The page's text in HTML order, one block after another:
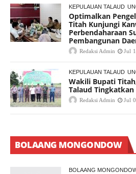
KEPULAUAN TALAUD
Optimalkan
Titah Kunjungi
Perbendaharaan
Pembangunan
Redaksi Admin Jul
KEPULAUAN TALAUD
Wakili Bupati
Talaud
Redaksi Admin Jul
BOLAANG MONGONDOW
BOLAANG